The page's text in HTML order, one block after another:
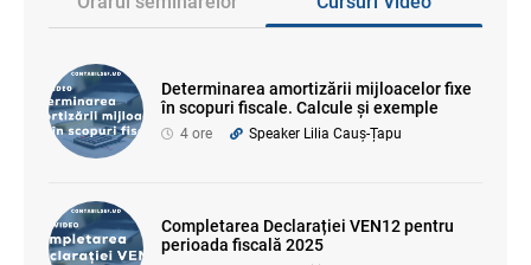
Determinarea amortizării mijloacelor fixe
în scopuri fiscale. Calcule și exemple
4 ore Speaker Lilia Cauș-Țapu
Completarea Declarației VEN12 pentru
perioada fiscală 2025